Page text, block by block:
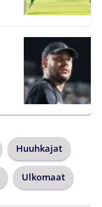
Huuhkajat
Ulkomaat